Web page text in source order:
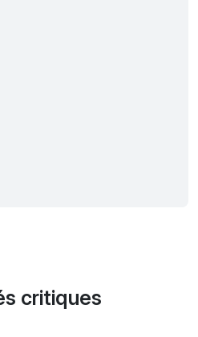
critiques